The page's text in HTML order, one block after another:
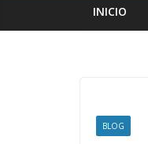
INICIO
BLOG